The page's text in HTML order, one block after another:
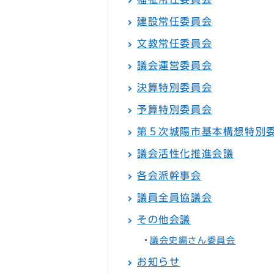
建設常任委員会
文教常任委員会
議会運営委員会
決算特別委員会
予算特別委員会
第５次城陽市基本構想特別
議会活性化推進会議
各会派幹事会
議員全員協議会
その他会議
議会史編さん委員会
お知らせ